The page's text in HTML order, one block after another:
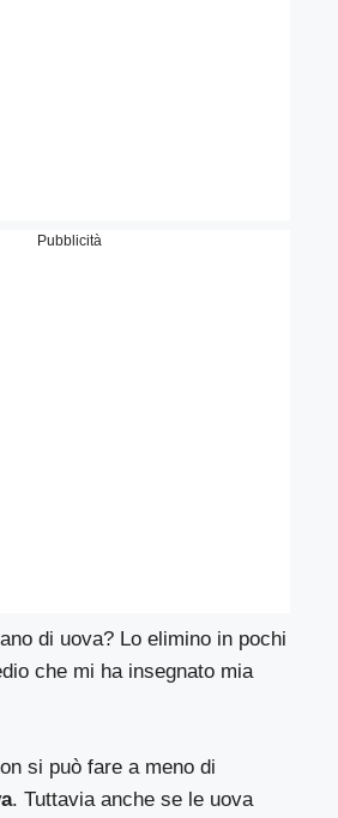
Pubblicità
di uova? Lo elimino in pochi
che mi ha insegnato mia
si può fare a meno di
. Tuttavia anche se le uova